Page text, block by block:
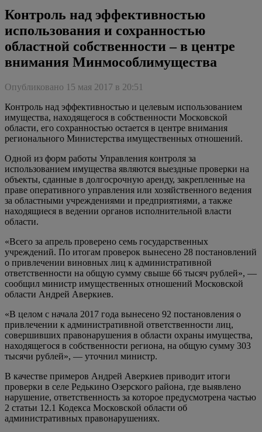
Контроль над эффективностью
использования и сохранностью
областной собственности – в центре
внимания Минмособлимущества
Опубликовано 15 мая 2017 в 20:51
Контроль над эффективностью и целевым использованием
имущества, находящегося в собственности Московской
области, его сохранностью остается в центре внимания
регионального Министерства имущественных отношений.
Одной из форм работы Управления контроля за
использованием имущества являются выездные проверки на
объекты, сданные в долгосрочную аренду, закрепленные на
праве оперативного управления или хозяйственного ведения
за областными учреждениями и предприятиями, а также
находящиеся в ведении органов исполнительной власти
области.
«Всего за апрель проверено семь государственных
учреждений. По итогам проверок вынесено 28 постановлений
о привлечении виновных лиц к административной
ответственности на общую сумму свыше 66 тысяч рублей», —
сообщил министр имущественных отношений Московской
области Андрей Аверкиев.
«В целом с начала 2017 года вынесено 92 постановления о
привлечении к административной ответственности лиц,
совершивших правонарушения в области охраны имущества,
находящегося в собственности региона, на общую сумму 303
тысячи рублей», — уточнил министр.
В качестве примеров Андрей Аверкиев приводит итоги
проверки в селе Редькино Озерского района, где выявлено
нарушение, ответственность за которое предусмотрена частью
2 статьи 12.1 Кодекса Московской области об
административных правонарушениях.